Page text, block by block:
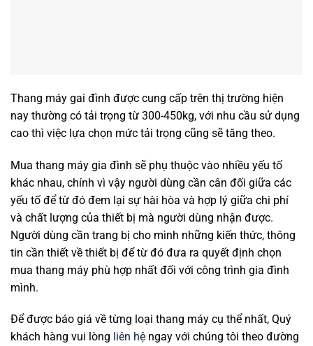
Thang máy gai đình được cung cấp trên thị trường hiện
nay thường có tải trọng từ 300-450kg, với nhu cầu sử dụng
cao thì việc lựa chọn mức tải trọng cũng sẽ tăng theo.
Mua thang máy gia đình sẽ phụ thuộc vào nhiều yếu tố
khác nhau, chính vì vậy người dùng cần cân đối giữa các
yếu tố để từ đó đem lại sự hài hòa và hợp lý giữa chi phí
và chất lượng của thiết bị mà người dùng nhận được.
Người dùng cần trang bị cho mình những kiến thức, thông
tin cần thiết về thiết bị để từ đó đưa ra quyết định chọn
mua thang máy phù hợp nhất đối với công trình gia đình
mình.
Để được báo giá về từng loại thang máy cụ thể nhất, Quý
khách hàng vui lòng liên hệ ngay với chúng tôi theo đường